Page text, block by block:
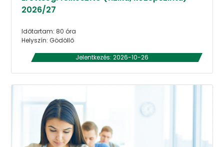
2026/27
Időtartam: 80 óra
Helyszín: Gödöllő
Jelentkezés: 2026-10-26